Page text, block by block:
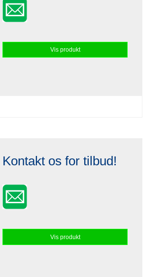
Vis produkt
Kontakt os for tilbud!
Vis produkt